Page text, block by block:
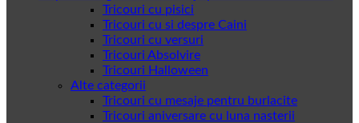
Tricouri cu pisici
Tricouri cu si despre Caini
Tricouri cu versuri
Tricouri Absolvire
Tricouri Halloween
Alte categorii
Tricouri cu mesaje pentru burlacite
Tricouri aniversare cu luna nasterii